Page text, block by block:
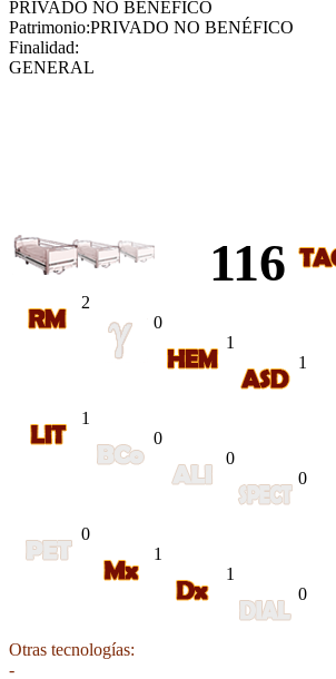
PRIVADO NO BENÉFICO
Patrimonio:PRIVADO NO BENÉFICO
Finalidad:
GENERAL
116
2
0
1
1
1
0
0
0
0
1
1
0
Otras tecnologías:
-